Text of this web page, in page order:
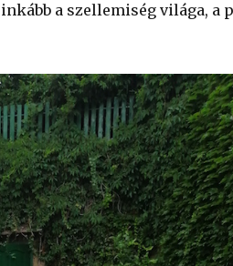
a szellemiség világa, a